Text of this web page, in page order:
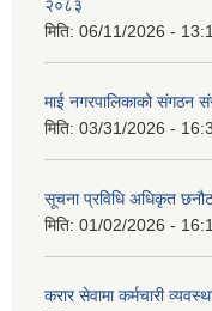
२०८३
मिति: 06/11/2026 -
माई नगरपालिकाको संगठन
मिति: 03/31/2026 -
सूचना प्रविधि अधिकृत छनौट
मिति: 01/02/2026 -
करार सेवामा कर्मचारी